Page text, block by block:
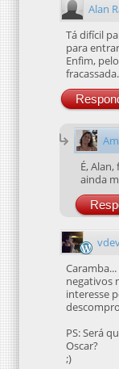
Alan
Tá difícil
para
Enfim,
fracassada.
É,
ainda
negativos
interesse
PS: Será
Oscar?
;)